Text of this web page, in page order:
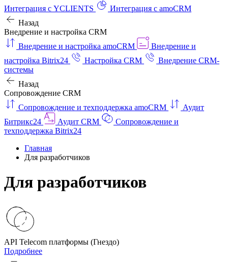
Интеграция с YCLIENTS
Интеграция с amoCRM
Назад
Внедрение и настройка CRM
Внедрение и настройка amoCRM
Внедрение и
настройка Bitrix24
Настройка CRM
Внедрение CRM-
системы
Назад
Сопровождение CRM
Сопровождение и техподдержка amoCRM
Аудит
Битрикс24
Аудит CRM
Сопровождение и
техподдержка Bitrix24
Главная
Для разработчиков
Для разработчиков
API Telecom платформы (Гнездо)
Подробнее